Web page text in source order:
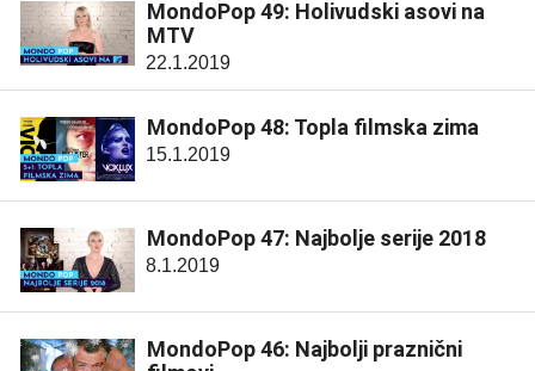
MondoPop 49: Holivudski asovi na
MTV
22.1.2019
MondoPop 48: Topla filmska zima
15.1.2019
MondoPop 47: Najbolje serije 2018
8.1.2019
MondoPop 46: Najbolji praznični